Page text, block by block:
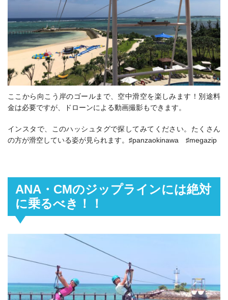
ここから向こう岸のゴールまで、空中滑空を楽しみます！別途料
金は必要ですが、
ドローンによる動画撮影もできます。
インスタで、このハッシュタグで探してみてください。たくさん
の方が滑空している姿が見られます。 ♯panzaokinawa ♯megazip
ANA・CMのジップラインには絶対
に乗るべき！！